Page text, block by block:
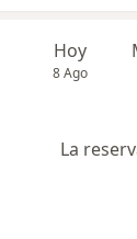
Hoy
8 Ago
La